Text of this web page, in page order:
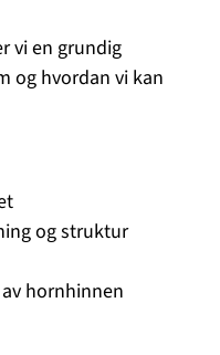
vi en grundig
og hvordan vi kan
og struktur
hornhinnen